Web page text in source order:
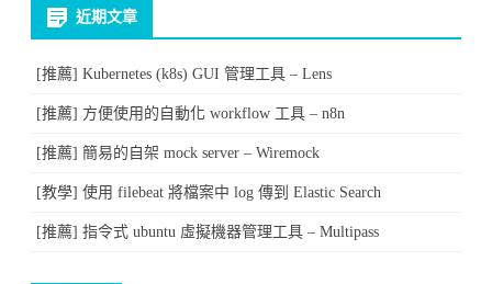
近期文章
[推薦] Kubernetes (k8s) GUI 管理工具 – Lens
[推薦] 方便使用的自動化 workflow 工具 – n8n
[推薦] 簡易的自架 mock server – Wiremock
[教學] 使用 filebeat 將檔案中 log 傳到 Elastic Search
[推薦] 指令式 ubuntu 虛擬機器管理工具 – Multipass